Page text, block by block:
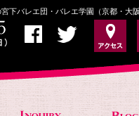
下バレエ団・バレエ学園（京都・大阪